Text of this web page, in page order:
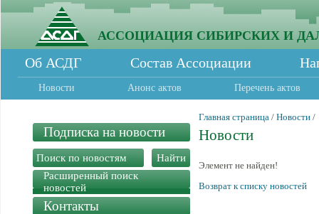
АССОЦИАЦИЯ СИБИРСКИХ И
Об АСДГ Состав Ассоциации
Новости Анонс актов Перечень актов
Подписка на новости
Расширенный поиск
новостей
Контакты
Главная страница / Новости /
Новости
Элемент не найден!
Возврат к списку новостей